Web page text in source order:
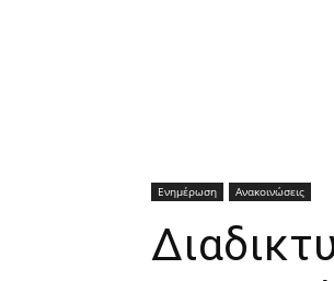
Ενημέρωση Ανακοινώσεις